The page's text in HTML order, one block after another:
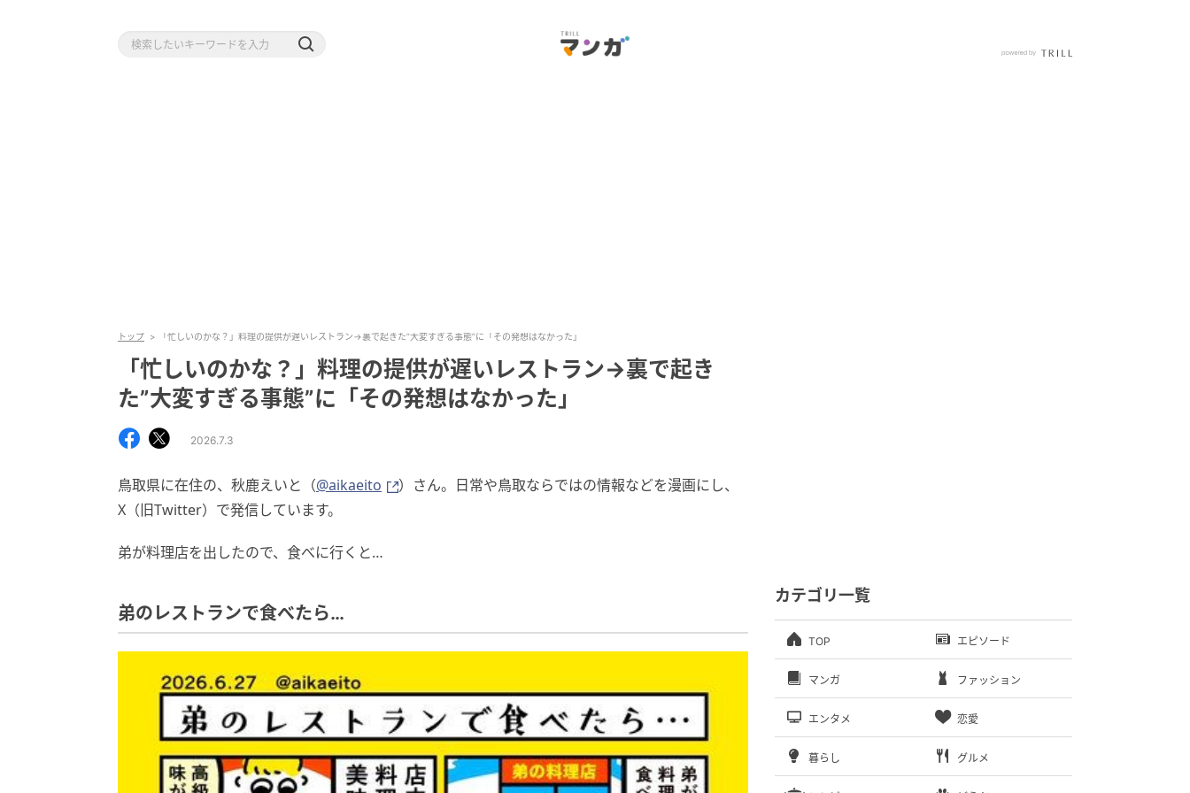
トップ 「忙しいのかな？」料理の提供が遅いレストラン→裏で起きた”大変すぎる事態”に「その発想はなかった」
「忙しいのかな？」料理の提供が遅いレストラン→裏で起き
た”大変すぎる事態”に「その発想はなかった」
2026.7.3
鳥取県に在住の、秋鹿えいと（@aikaeito
）さん。日常や鳥取ならではの情報などを漫画にし、
X（旧Twitter）で発信しています。
弟が料理店を出したので、食べに行くと…
弟のレストランで食べたら…
カテゴリ一覧
TOP エピソード
マンガ ファッション
エンタメ 恋愛
暮らし グルメ